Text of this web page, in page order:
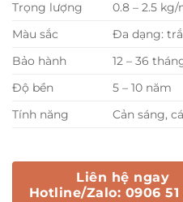
Trọng lượng
0.8 – 2.5 kg/
Màu sắc
Đa dạng:
Bảo hành
12 – 36
Độ bền
5 – 10 năm
Tính năng
Cản sáng,
Liên hệ ngay
Hotline/Zalo: 0906 51